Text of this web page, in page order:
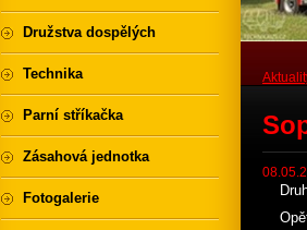
Opět
Družstva dospělých
Technika
Parní stříkačka
Zásahová jednotka
Fotogalerie